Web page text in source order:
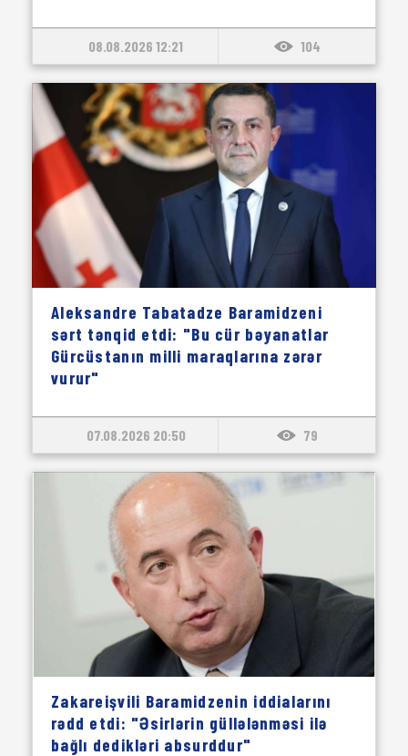
08.08.2026 12:21 104
Aleksandre Tabatadze Baramidzeni
sərt tənqid etdi: "Bu cür bəyanatlar
Gürcüstanın milli maraqlarına zərər
vurur"
07.08.2026 20:50 79
Zakareişvili Baramidzenin iddialarını
rədd etdi: "Əsirlərin güllələnməsi ilə
bağlı dedikləri absurddur"